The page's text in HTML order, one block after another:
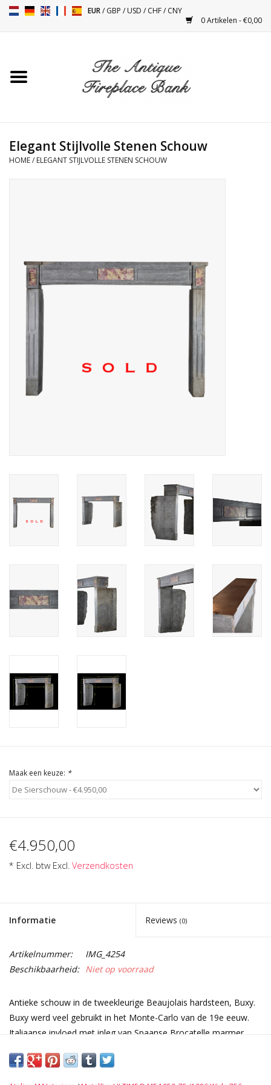
EUR/GBP /USD /CHF/CNY
0 Artikelen - €0,00
Toebehoren
Objecten
Decoratieve Outdoor
& Marmer
Outlet
Login
Elegant Stijlvolle Stenen Schouw
HOME/ ELEGANT STIJLVOLLE STENEN SCHOUW
Maak een keuze: *
€4.950,00
* Excl. btw Excl. Verzendkosten
Informatie Reviews (0)
Artikelnummer:
IMG_4254
Beschikbaarheid: Niet op voorraad
Antieke schouw in de tweekleurige Beaujolais hardsteen, Buxy.
Buxy werd veel gebruikt in het Monte-Carlo van de 19e eeuw.
Italiaanse invloed met inleg van Spaanse Brocatelle marmer.
Afmetingen: